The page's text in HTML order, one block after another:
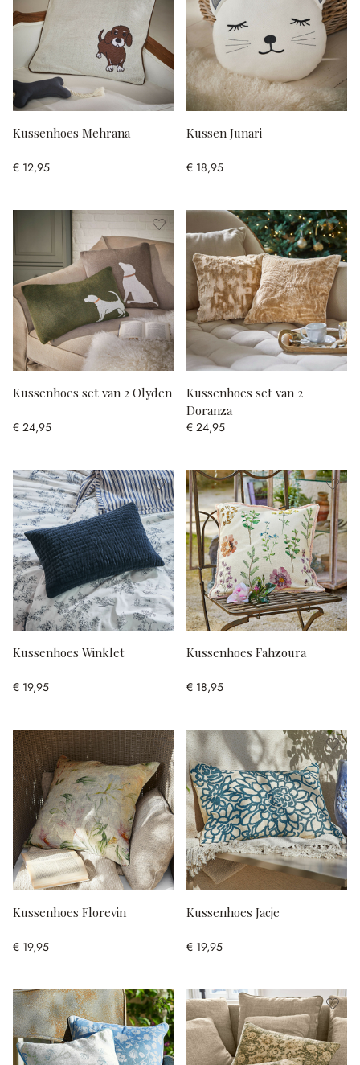
Kussenhoes Mehrana
€ 12,95
Kussen Junari
€ 18,95
Kussenhoes set van 2 Olyden
€ 24,95
Kussenhoes set van 2
Doranza
€ 24,95
Kussenhoes Winklet
€ 19,95
Kussenhoes Fahzoura
€ 18,95
Kussenhoes Florevin
€ 19,95
Kussenhoes Jacje
€ 19,95